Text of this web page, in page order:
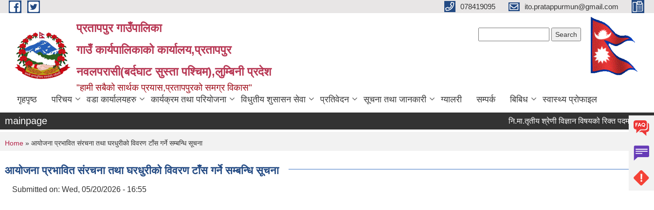
Skip to main content 078419095 ito.pratappurmun@gmail.com
प्रतापपुर गाउँपालिका
गाउँ कार्यपालिकाको कार्यालय,प्रतापपुर
नवलपरासी(बर्दघाट सुस्ता पश्चिम),लुम्बिनी प्रदेश
"हामी सबैको सार्थक प्रयास,प्रतापपुरको समग्र विकास"
गृहपृष्ठ परिचय वडा कार्यालयहरु कार्यक्रम तथा परियोजना विधुतीय शुसासन सेवा प्रतिवेदन सूचना तथा जानकारी ग्यालरी सम्पर्क बिबिध स्वास्थ्य प्रोफाइल
mainpage नि.मा.तृतीय श्रेणी विज्ञान विषयको रिक्त पदमा स्थायी
You are here
Home » आयोजना प्रभावित संरचना तथा घरधुरीको विवरण टाँस गर्ने सम्बन्धि सूचना
आयोजना प्रभावित संरचना तथा घरधुरीको विवरण टाँस गर्ने सम्बन्धि सूचना
Submitted on: Wed, 05/20/2026 - 16:55